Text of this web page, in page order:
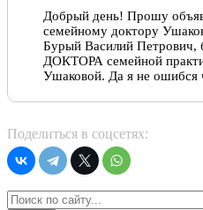
Добрый день! Прошу
семейному доктору
Бурый Василий Петрович,
ДОКТОРА семейной
Ушаковой. Да я не
человек большой и
правильный диагноз,
дня у меня прошёл кашель,
Я советую всем кто
бога! И вообще при
Поделиться в соцсетях: